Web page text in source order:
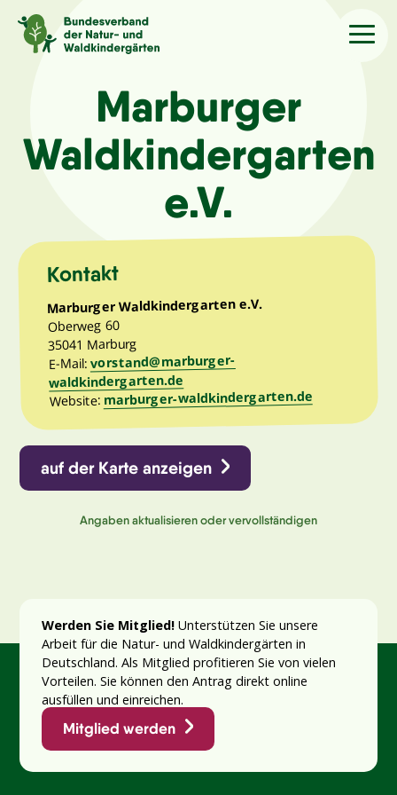
Sprache/Language
Aktuelles
Kindergärten
Angebote
Kontakt
Marburger
Waldkindergarten
e.V.
Kontakt
Marburger Waldkindergarten e.V.
Oberweg 60
35041 Marburg
E-Mail:vorstand@marburger-
waldkindergarten.de
Website:marburger-waldkindergarten.de
auf der Karte anzeigen
Angaben aktualisieren oder vervollständigen
Werden Sie Mitglied!Unterstützen Sie unsere
Arbeit für die Natur- und Waldkindergärten in
Deutschland. Als Mitglied profitieren Sie von vielen
Vorteilen. Sie können den Antrag direkt online
ausfüllen und einreichen.
Mitglied werden